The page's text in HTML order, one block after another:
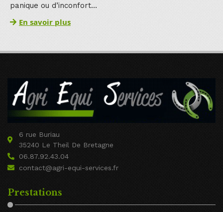
panique ou d’inconfort…
En savoir plus
6 rue Buriau
35240 Le Theil De Bretagne
06.87.92.43.04
contact@agri-equi-services.fr
Prestations